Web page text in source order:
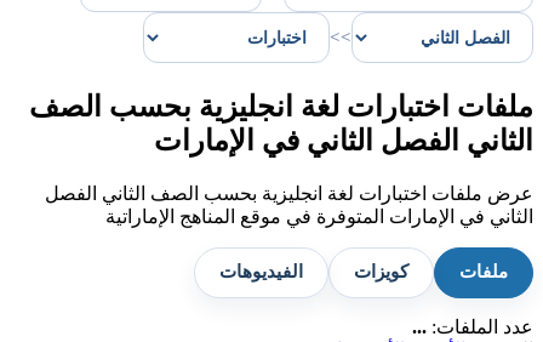
>>
ملفات اختبارات لغة انجليزية بحسب الصف
الثاني الفصل الثاني في الإمارات
عرض ملفات اختبارات لغة انجليزية بحسب الصف الثاني الفصل
الثاني في الإمارات المتوفرة في موقع المناهج الإماراتية
ملفات كويزات الفيديوهات
عدد الملفات: ...